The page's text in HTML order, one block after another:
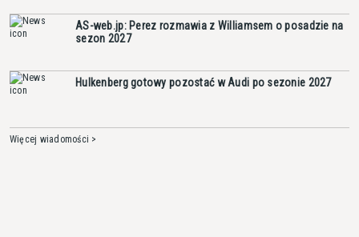
AS-web.jp: Perez rozmawia z Williamsem o posadzie na
sezon 2027
Hulkenberg gotowy pozostać w Audi po sezonie 2027
Więcej wiadomości >